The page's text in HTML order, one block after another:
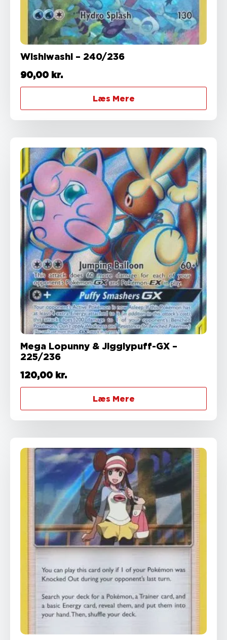
Wishiwashi – 240/236
90,00 kr.
Læs Mere
Mega Lopunny & Jigglypuff-GX –
225/236
120,00 kr.
Læs Mere